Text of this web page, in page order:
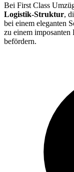
Bei First Class
Logistik-Struktur,
bei einem eleganten
zu einem
befördern.